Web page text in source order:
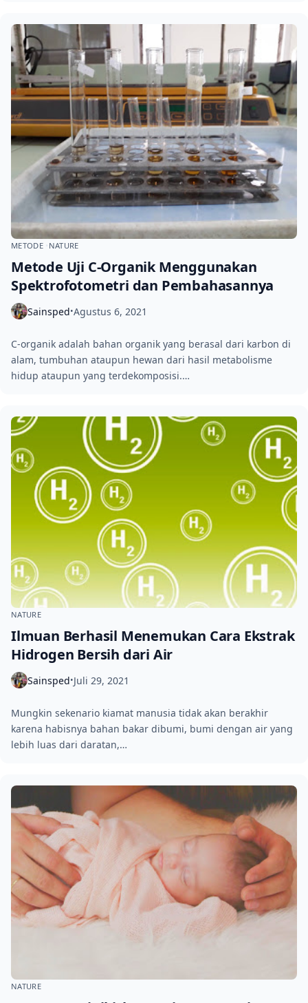
METODE NATURE
Metode Uji C-Organik Menggunakan
Spektrofotometri dan Pembahasannya
Sainsped•Agustus 6, 2021
C-organik adalah bahan organik yang berasal dari karbon di
alam, tumbuhan ataupun hewan dari hasil metabolisme
hidup ataupun yang terdekomposisi.…
NATURE
Ilmuan Berhasil Menemukan Cara Ekstrak
Hidrogen Bersih dari Air
Sainsped•Juli 29, 2021
Mungkin sekenario kiamat manusia tidak akan berakhir
karena habisnya bahan bakar dibumi, bumi dengan air yang
lebih luas dari daratan,…
NATURE